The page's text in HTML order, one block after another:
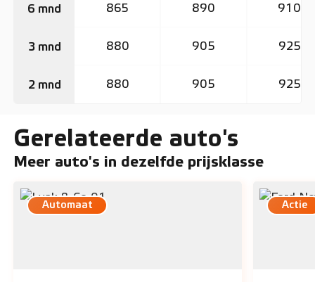
6 mnd
3 mnd
2 mnd
865 890 910
880 905 925
880 905 925
Gerelateerde auto's
Meer auto's in dezelfde prijsklasse
Automaat Actie